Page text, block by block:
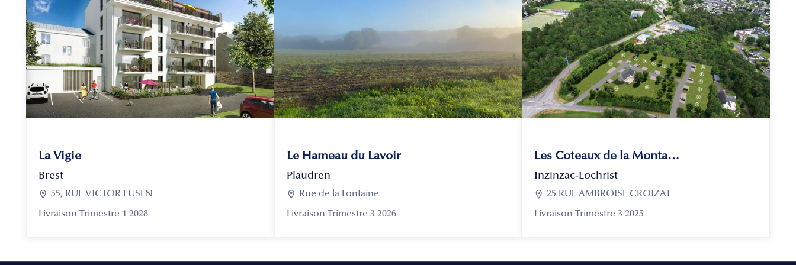
La Vigie
Brest
 55, RUE VICTOR EUSEN
Livraison Trimestre 1 2028
Le Hameau du Lavoir
Plaudren
 Rue de la Fontaine
Livraison Trimestre 3 2026
Les Coteaux de la Montagne
Inzinzac-Lochrist
 25 RUE AMBROISE CROIZAT
Livraison Trimestre 3 2025